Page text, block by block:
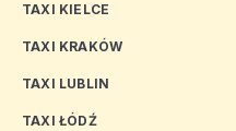
TAXI KIELCE
TAXI KRAKÓW
TAXI LUBLIN
TAXI ŁÓDŹ